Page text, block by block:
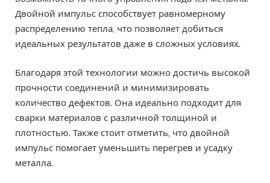
Двойной импульс способствует равномерному
распределению тепла, что позволяет добиться
идеальных результатов даже в сложных условиях.
Благодаря этой технологии можно достичь высокой
прочности соединений и минимизировать
количество дефектов. Она идеально подходит для
сварки материалов с различной толщиной и
плотностью. Также стоит отметить, что двойной
импульс помогает уменьшить перегрев и усадку
металла.